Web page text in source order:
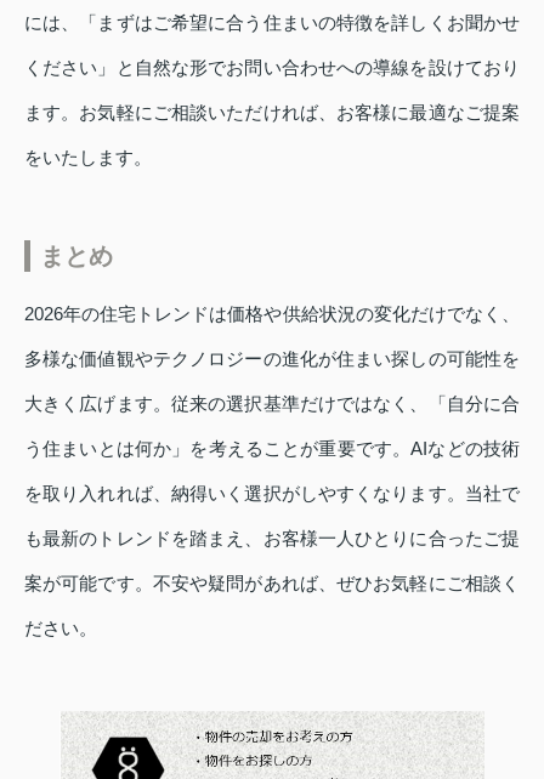
には、「まずはご希望に合う住まいの特徴を詳しくお聞かせ
ください」と自然な形でお問い合わせへの導線を設けており
ます。お気軽にご相談いただければ、お客様に最適なご提案
をいたします。
まとめ
2026年の住宅トレンドは価格や供給状況の変化だけでなく、
多様な価値観やテクノロジーの進化が住まい探しの可能性を
大きく広げます。従来の選択基準だけではなく、「自分に合
う住まいとは何か」を考えることが重要です。AIなどの技術
を取り入れれば、納得いく選択がしやすくなります。当社で
も最新のトレンドを踏まえ、お客様一人ひとりに合ったご提
案が可能です。不安や疑問があれば、ぜひお気軽にご相談く
ださい。